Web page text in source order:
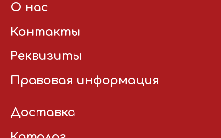
О нас
Контакты
Реквизиты
Правовая информация
Доставка